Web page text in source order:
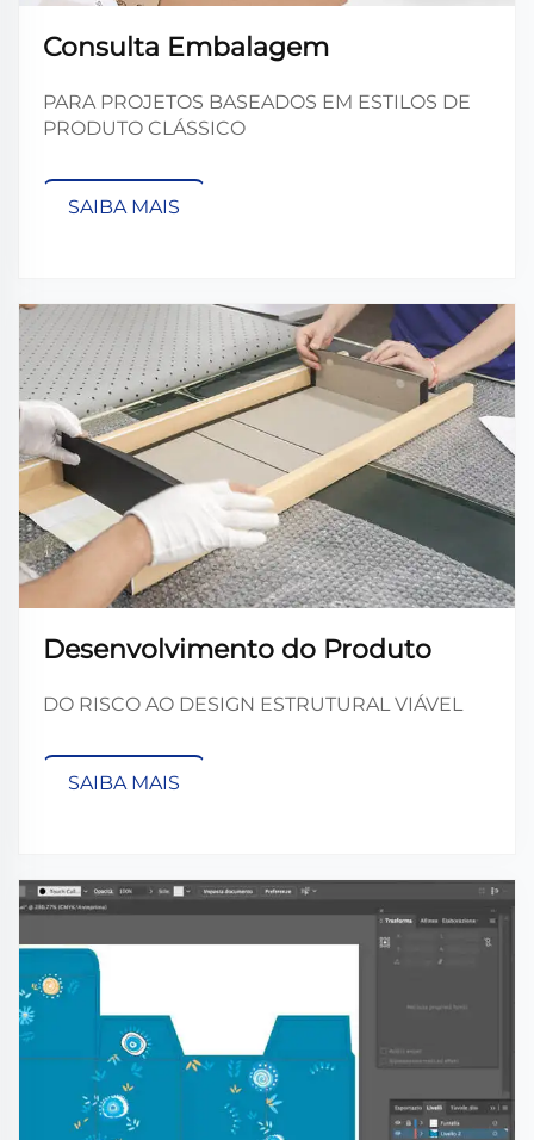
Consulta Embalagem
PARA PROJETOS BASEADOS EM ESTILOS DE
PRODUTO CLÁSSICO
SAIBA MAIS
Desenvolvimento do Produto
DO RISCO AO DESIGN ESTRUTURAL VIÁVEL
SAIBA MAIS